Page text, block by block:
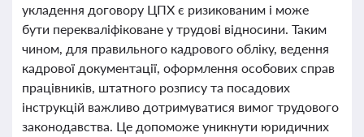
укладення договору ЦПХ є ризикованим і може
бути перекваліфіковане у трудові відносини. Таким
чином, для правильного кадрового обліку, ведення
кадрової документації, оформлення особових справ
працівників, штатного розпису та посадових
інструкцій важливо дотримуватися вимог трудового
законодавства. Це допоможе уникнути юридичних